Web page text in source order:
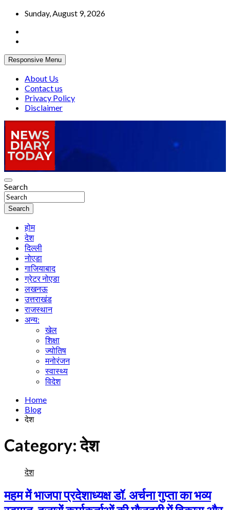
Skip
content
Sunday, August 9, 2026
Responsive Menu
About Us
Contact us
Privacy Policy
Disclaimer
News Diary Today
Truth be told
Search
Search
होम
देश
दिल्ली
नोएडा
गाजियाबाद
ग्रेटर नोएडा
लखनऊ
उत्तराखंड
राजस्थान
अन्य:
खेल
शिक्षा
ज्योतिष
मनोरंजन
स्वास्थ्य
विदेश
Home
Blog
देश
Category:देश
देश
महम में भाजपा प्रदेशाध्यक्ष डॉ. अर्चना गुप्ता का भव्य